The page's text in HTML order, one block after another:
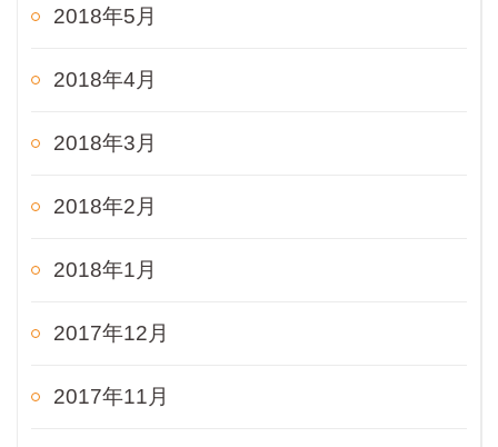
2018年5月
2018年4月
2018年3月
2018年2月
2018年1月
2017年12月
2017年11月